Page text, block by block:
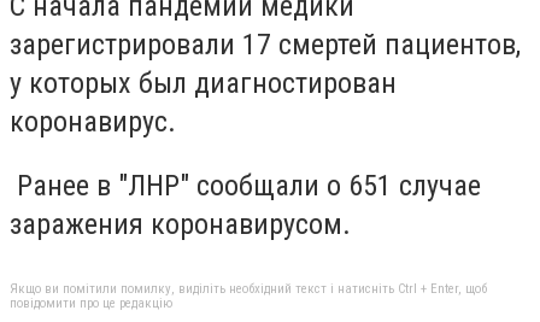
зарегистрировали 17 смертей пациентов,
у которых был диагностирован
коронавирус.
Ранее в "ЛНР" сообщали о 651 случае
заражения коронавирусом.
Якщо ви помітили помилку, виділіть необхідний текст і натисніть Ctrl + Enter, щоб
повідомити про це редакцію